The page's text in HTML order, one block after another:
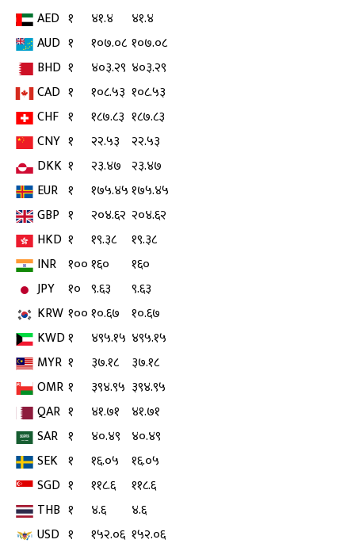
AED १ ४१.४
४१.४
AUD १ १०७.०८ १०७.०८
BHD १ ४०३.२९ ४०३.२९
CAD १ १०८.५३ १०८.५३
CHF १ १८७.८३ १८७.८३
CNY १ २२.५३
२२.५३
DKK १ २३.४७ २३.४७
EUR १ १७५.४५१७५.४५
GBP १ २०४.६२ २०४.६२
HKD १ १९.३८
१९.३८
INR १००१६०
१६०
JPY
१० ९.६३
९.६३
KRW १००१०.६७ १०.६७
KWD१ ४९५.१५ ४९५.१५
MYR १ ३७.१८
३७.१८
OMR १ ३९४.९५ ३९४.९५
QAR १ ४१.७१
४१.७१
SAR १ ४०.४९ ४०.४९
SEK १ १६.०५
१६.०५
SGD १ ११८.६
११८.६
THB १ ४.६
४.६
USD १ १५२.०६ १५२.०६